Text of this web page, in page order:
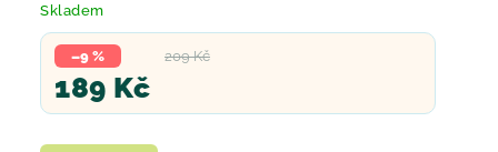
Skladem
209 Kč
–9 %
189 Kč